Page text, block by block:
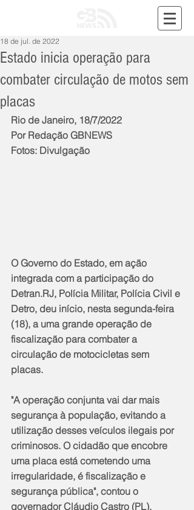
Estado inicia operação para
combater circulação de motos sem
placas
18 de jul. de 2022
Rio de Janeiro, 18/7/2022
Por Redação GBNEWS
Fotos: Divulgação
O Governo do Estado, em ação
integrada com a participação do
Detran.RJ, Polícia Militar, Polícia Civil e
Detro, deu início, nesta segunda-feira
(18), a uma grande operação de
fiscalização para combater a
circulação de motocicletas sem
placas.
"A operação conjunta vai dar mais
segurança à população, evitando a
utilização desses veículos ilegais por
criminosos. O cidadão que encobre
uma placa está cometendo uma
irregularidade, é fiscalização e
segurança pública", contou o
governador Cláudio Castro (PL).